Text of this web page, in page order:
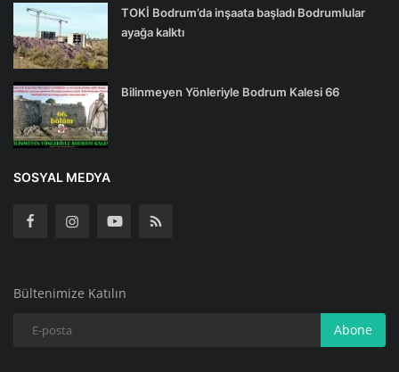
TOKİ Bodrum’da inşaata başladı Bodrumlular
ayağa kalktı
Bilinmeyen Yönleriyle Bodrum Kalesi 66
SOSYAL MEDYA
Bültenimize Katılın
Abone